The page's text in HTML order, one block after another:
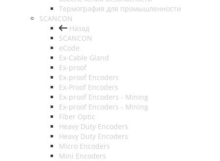
Термография для промышленности
SCANCON
Назад
SCANCON
eCode
Ex-Cable Gland
Ex-proof
Ex-proof Encoders
Ex-Proof Encoders
Ex-proof Encoders - Mining
Ex-proof Encoders - Mining
Fiber Optic
Heavy Duty Encoders
Heavy Duty Encoders
Micro Encoders
Mini Encoders